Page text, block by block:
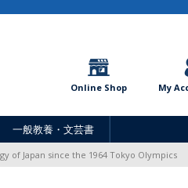
Online Shop My
一般教養・文芸書
of Japan since the 1964 Tokyo Olympics